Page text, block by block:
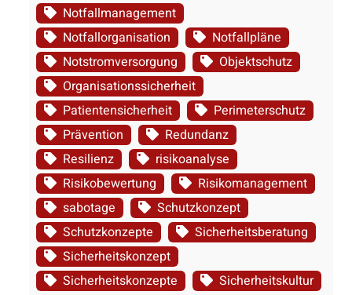
Notfallmanagement
Notfallorganisation
Notfallpläne
Notstromversorgung
Objektschutz
Organisationssicherheit
Patientensicherheit
Perimeterschutz
Prävention
Redundanz
Resilienz
risikoanalyse
Risikobewertung
Risikomanagement
sabotage
Schutzkonzept
Schutzkonzepte
Sicherheitsberatung
Sicherheitskonzept
Sicherheitskonzepte
Sicherheitskultur